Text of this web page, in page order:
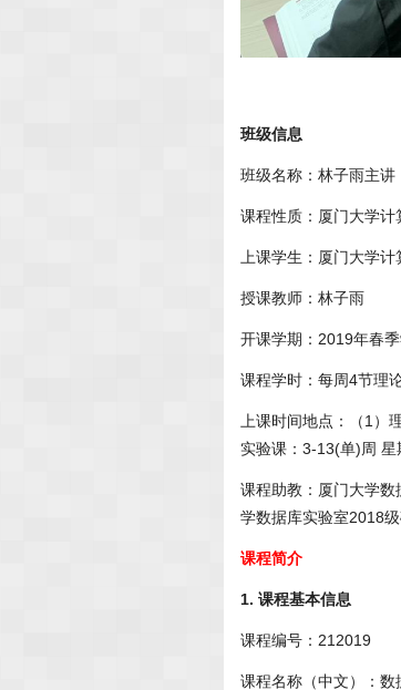
班级信息
班级名称：林子雨主
课程性质：厦门大学
上课学生：厦门大学
授课教师：林子雨
开课学期：2019年春季
课程学时：每周4节理
上课时间地点：（1）
实验课：3-13(单)周
课程助教：厦门大学
学数据库实验室2018
课程简介
1. 课程基本信息
课程编号：212019
课程名称（中文）：数